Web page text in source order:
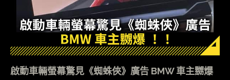
啟動車輛螢幕驚見《蜘蛛俠》廣告 BMW 車主嬲爆